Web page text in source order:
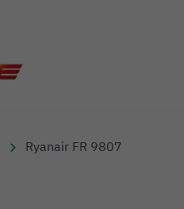
Ryanair FR 9807